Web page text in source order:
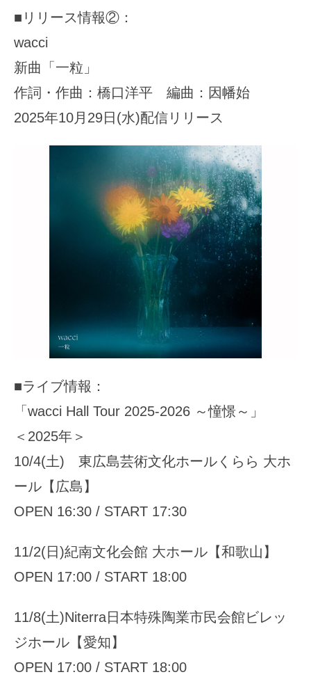
■リリース情報②：
wacci
新曲「一粒」
作詞・作曲：橋口洋平 編曲：因幡始
2025年10月29日(水)配信リリース
■ライブ情報：
「wacci Hall Tour 2025-2026 ～憧憬～」
＜2025年＞
10/4(土) 東広島芸術文化ホールくらら 大ホ
ール【広島】
OPEN 16:30 / START 17:30
11/2(日)紀南文化会館 大ホール【和歌山】
OPEN 17:00 / START 18:00
11/8(土)Niterra日本特殊陶業市民会館ビレッ
ジホール【愛知】
OPEN 17:00 / START 18:00